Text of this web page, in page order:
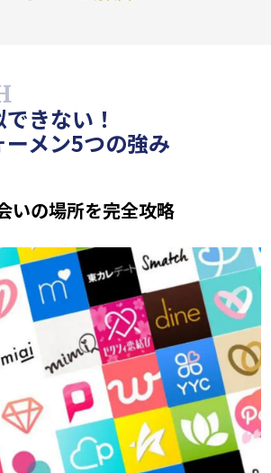
きない！
メン5つの強み
いの場所を完全攻略